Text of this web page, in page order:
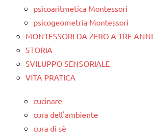
psicoaritmetica Montessori
psicogeometria Montessori
MONTESSORI DA ZERO A TRE ANNI
STORIA
SVILUPPO SENSORIALE
VITA PRATICA
cucinare
cura dell'ambiente
cura di sè